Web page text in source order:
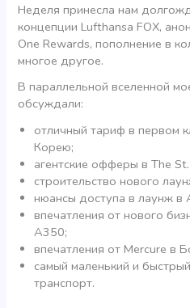
Неделя принесла нам
концепции Lufthansa FOX,
One Rewards, пополнение в
многое другое.
В параллельной вселенной
обсуждали:
отличный тариф в первом
Корею;
агентские офферы в The
строительство нового
нюансы доступа в лаунж в
впечатления от нового
А350;
впечатления от Mercure в
самый маленький и
транспорт.